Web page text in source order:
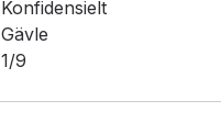
Konfidensielt
Gävle
1/9